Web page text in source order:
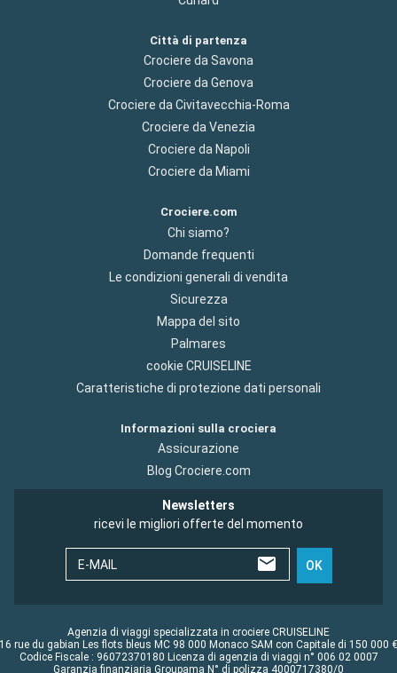
Città di partenza
Crociere da Savona
Crociere da Genova
Crociere da Civitavecchia-Roma
Crociere da Venezia
Crociere da Napoli
Crociere da Miami
Crociere.com
Chi siamo?
Domande frequenti
Le condizioni generali di vendita
Sicurezza
Mappa del sito
Palmares
cookie CRUISELINE
Caratteristiche di protezione dati personali
Informazioni sulla crociera
Assicurazione
Blog Crociere.com
Newsletters
ricevi le migliori offerte del momento
E-MAIL OK
Agenzia di viaggi specializzata in crociere CRUISELINE
16 rue du gabian Les flots bleus MC 98 000 Monaco SAM con Capitale di 150 000 €
Codice Fiscale : 96072370180 Licenza di agenzia di viaggi n° 006 02 0007
Garanzia finanziaria Groupama N° di polizza 4000717380/0